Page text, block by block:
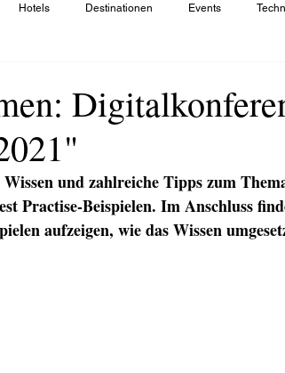
Hotels Destinationen Events
und zahlreiche Tipps zum
Practise-Beispielen. Im Anschluss
aufzeigen, wie das Wissen